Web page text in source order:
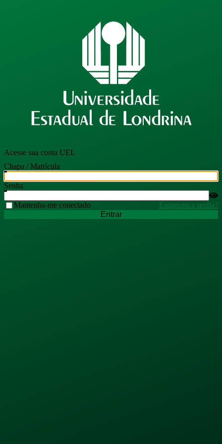
Acesse sua conta UEL
Chapa / Matrícula
Senha
Mantenha-me conectado
Esqueceu a senha?
Entrar